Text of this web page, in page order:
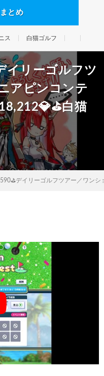
とめ
ス 白猫ゴルフ
イリーゴルフツ
アピンコンテ
白猫
デイリーゴルフツアー／ワン